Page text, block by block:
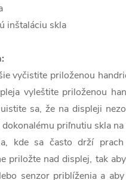
inštaláciu skla
vyčistite priloženou
vyleštite priloženou
sa, že na displeji
priľnutiu skla
kde sa často drží
priložte nad displej, tak
senzor priblíženia a